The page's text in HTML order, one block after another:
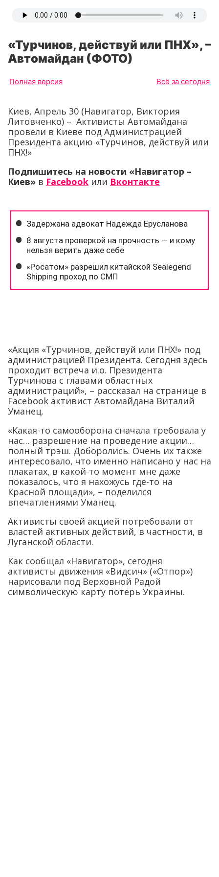
«Турчинов, действуй или ПНХ», –
Автомайдан (ФОТО)
Полная версия Всё за сегодня
Киев, Апрель 30 (Навигатор, Виктория
Литовченко) – Активисты Автомайдана
провели в Киеве под Администрацией
Президента акцию «Турчинов, действуй или
ПНХ!»
Подпишитесь на новости «Навигатор –
Киев» в Facebook или Вконтакте
«Акция «Турчинов, действуй или ПНХ!» под
администрацией Президента. Сегодня здесь
проходит встреча и.о. Президента
Турчинова с главами областных
администраций», – рассказал на странице в
Facebook активист Автомайдана Виталий
Уманец.
«Какая-то самооборона сначала требовала у
нас… разрешение на проведение акции…
полный трэш. Доборолись. Очень их также
интересовало, что именно написано у нас на
плакатах, в какой-то момент мне даже
показалось, что я нахожусь где-то на
Красной площади», – поделился
впечатлениями Уманец.
Активисты своей акцией потребовали от
властей активных действий, в частности, в
Луганской области.
Как сообщал «Навигатор», сегодня
активисты движения «Видсич» («Отпор»)
нарисовали под Верховной Радой
символическую карту потерь Украины.